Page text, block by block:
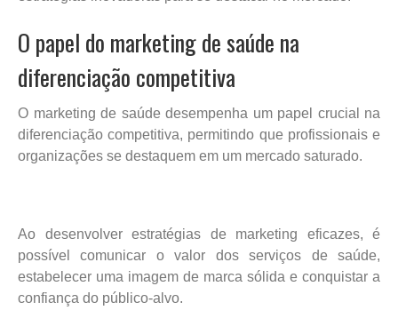
O papel do marketing de saúde na
diferenciação competitiva
O marketing de saúde desempenha um papel crucial na
diferenciação competitiva, permitindo que profissionais e
organizações se destaquem em um mercado saturado.
Ao desenvolver estratégias de marketing eficazes, é
possível comunicar o valor dos serviços de saúde,
estabelecer uma imagem de marca sólida e conquistar a
confiança do público-alvo.